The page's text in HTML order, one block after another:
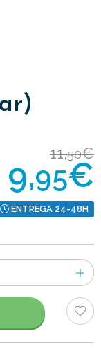
11,50€
9,95€
ENTREGA 24-48H